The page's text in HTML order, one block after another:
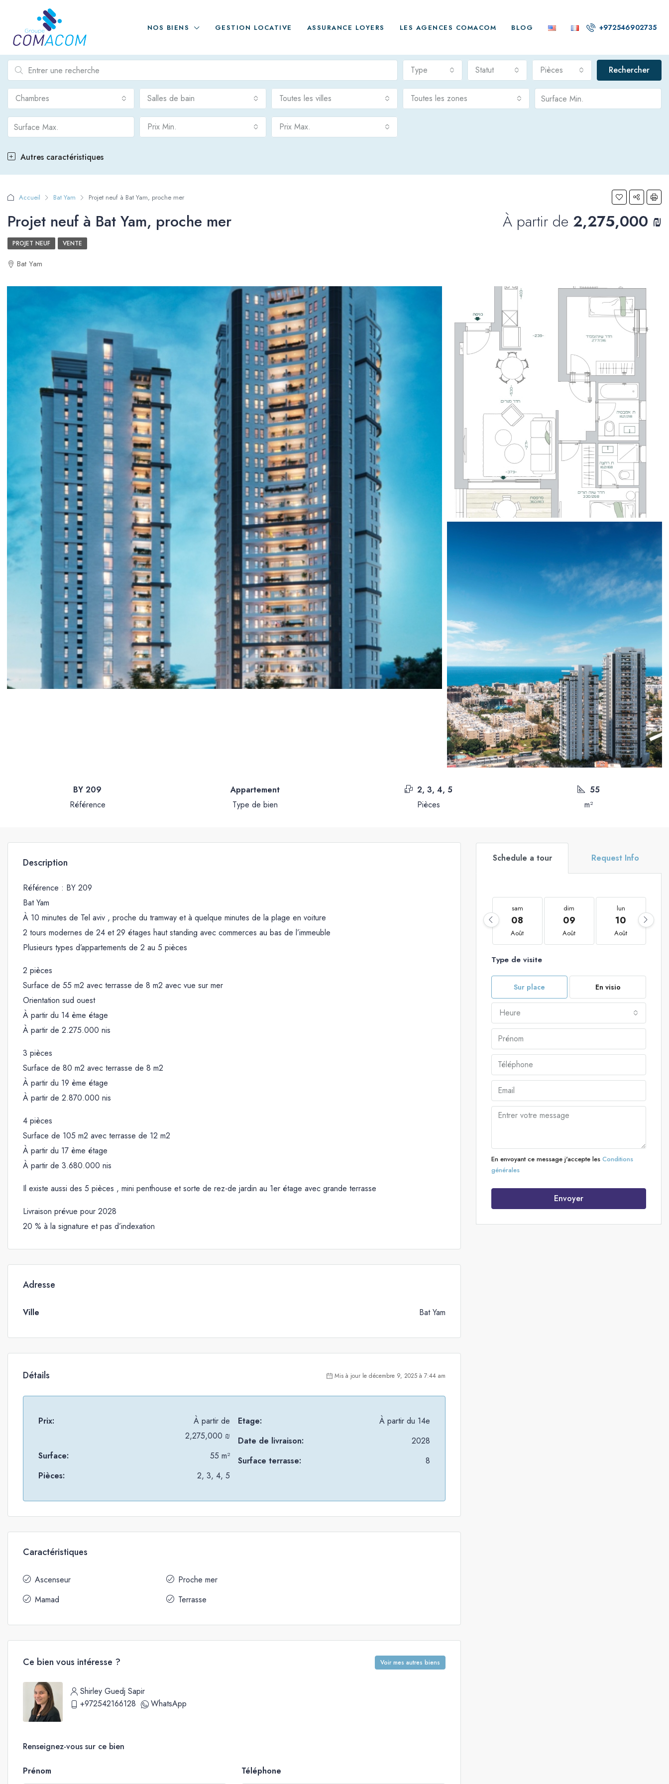
NOS BIENS GESTION LOCATIVE ASSURANCE LOYERS LES AGENCES COMACOM BLOG +972546902735
Type Statut Pièces Rechercher
Chambres Salles de bain Toutes les villes Toutes les zones
Prix Min. Prix Max.
Autres caractéristiques
Accueil Bat Yam Projet neuf à Bat Yam, proche mer
Projet neuf à Bat Yam, proche mer À partir de 2,275,000 ₪
PROJET NEUF VENTE
Bat Yam
BY 209
Référence
Appartement
Type de bien
2, 3, 4, 5
Pièces
55
m²
Description
Référence : BY 209
Bat Yam
À 10 minutes de Tel aviv , proche du tramway et à quelque minutes de la plage en voiture
2 tours modernes de 24 et 29 étages haut standing avec commerces au bas de l’immeuble
Plusieurs types d’appartements de 2 au 5 pièces
2 pièces
Surface de 55 m2 avec terrasse de 8 m2 avec vue sur mer
Orientation sud ouest
À partir du 14 ème étage
À partir de 2.275.000 nis
3 pièces
Surface de 80 m2 avec terrasse de 8 m2
À partir du 19 ème étage
À partir de 2.870.000 nis
4 pièces
Surface de 105 m2 avec terrasse de 12 m2
À partir du 17 ème étage
À partir de 3.680.000 nis
Il existe aussi des 5 pièces , mini penthouse et sorte de rez-de jardin au 1er étage avec grande terrasse
Livraison prévue pour 2028
20 % à la signature et pas d’indexation
Adresse
Ville Bat Yam
Détails Mis à jour le décembre 9, 2025 à 7:44 am
Prix:
À partir de
2,275,000 ₪
Surface:
55 m²
Pièces:
2, 3, 4, 5
Etage:
À partir du 14e
Date de livraison:
2028
Surface terrasse:
8
Caractéristiques
Ascenseur
Mamad
Proche mer
Terrasse
Ce bien vous intéresse ? Voir mes autres biens
Shirley Guedj Sapir
+972542166128
WhatsApp
Renseignez-vous sur ce bien
Prénom Téléphone
Schedule a tour Request Info
sam
08
Août
dim
09
Août
lun
10
Août
Type de visite
Sur place En visio
Heure
En envoyant ce message j'accepte les Conditions
générales
Envoyer